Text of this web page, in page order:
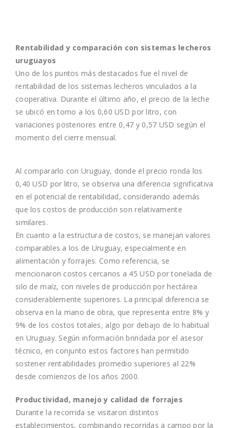
Rentabilidad y comparación con sistemas lecheros
uruguayos
Uno de los puntos más destacados fue el nivel de
rentabilidad de los sistemas lecheros vinculados a la
cooperativa. Durante el último año, el precio de la leche
se ubicó en torno a los 0,60 USD por litro, con
variaciones posteriores entre 0,47 y 0,57 USD según el
momento del cierre mensual.
Al compararlo con Uruguay, donde el precio ronda los
0,40 USD por litro, se observa una diferencia significativa
en el potencial de rentabilidad, considerando además
que los costos de producción son relativamente
similares.
En cuanto a la estructura de costos, se manejan valores
comparables a los de Uruguay, especialmente en
alimentación y forrajes. Como referencia, se
mencionaron costos cercanos a 45 USD por tonelada de
silo de maíz, con niveles de producción por hectárea
considerablemente superiores. La principal diferencia se
observa en la mano de obra, que representa entre 8% y
9% de los costos totales, algo por debajo de lo habitual
en Uruguay. Según información brindada por el asesor
técnico, en conjunto estos factores han permitido
sostener rentabilidades promedio superiores al 22%
desde comienzos de los años 2000.
Productividad, manejo y calidad de forrajes
Durante la recorrida se visitaron distintos
establecimientos, combinando recorridas a campo por la